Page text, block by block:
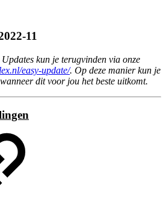
11
kun je terugvinden via onze
easy-update/. Op deze manier kun je
dit voor jou het beste uitkomt.